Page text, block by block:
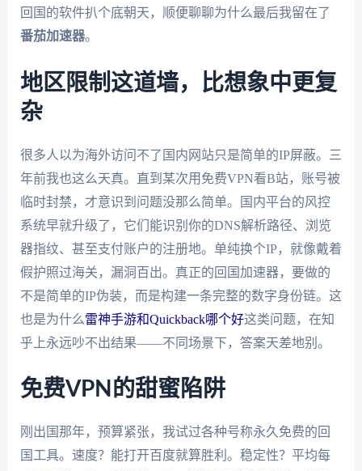
回国的软件扒个底朝天，顺便聊聊为什么最后我留在了
番茄加速器。
地区限制这道墙，比想象中更复
杂
很多人以为海外访问不了国内网站只是简单的IP屏蔽。三
年前我也这么天真。直到某次用免费VPN看B站，账号被
临时封禁，才意识到问题没那么简单。国内平台的风控
系统早就升级了，它们能识别你的DNS解析路径、浏览
器指纹、甚至支付账户的注册地。单纯换个IP，就像戴着
假护照过海关，漏洞百出。真正的回国加速器，要做的
不是简单的IP伪装，而是构建一条完整的数字身份链。这
也是为什么雷神手游和Quickback哪个好这类问题，在知
乎上永远吵不出结果——不同场景下，答案天差地别。
免费VPN的甜蜜陷阱
刚出国那年，预算紧张，我试过各种号称永久免费的回
国工具。速度？能打开百度就算胜利。稳定性？平均每